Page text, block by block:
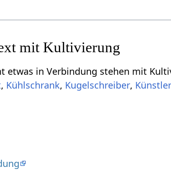
stehen mit Kultivierung‏‎, aber für dich vielleicht doch
, ,
,